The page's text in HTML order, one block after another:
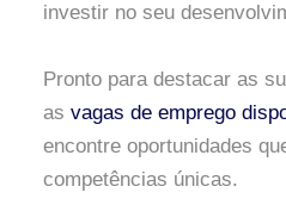
investir no seu
Pronto para destacar as
as vagas de emprego
encontre oportunidades
competências únicas.